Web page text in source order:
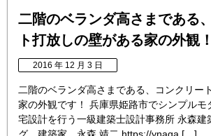
二階のベランダ高さまである
ト打放しの壁がある家の外観！
2016 年 12 月 3 日
二階のベランダ高さまである、コンクリー
家の外観です！ 兵庫県姫路市でシンプルモ
宅設計を行う一級建築士設計事務所 永森建